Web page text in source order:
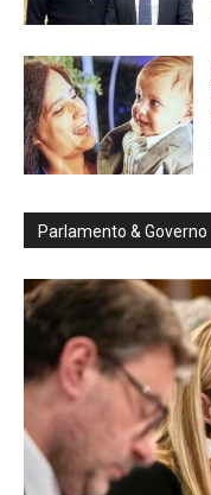
Parlamento & Governo